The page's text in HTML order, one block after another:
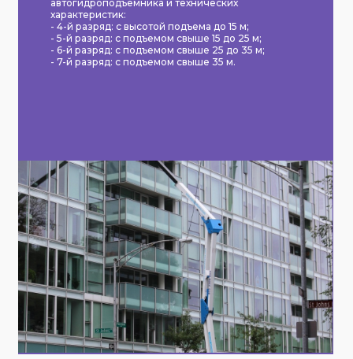
автогидроподъемника и технических
характеристик:
- 4-й разряд: с высотой подъема до 15 м;
- 5-й разряд: с подъемом свыше 15 до 25 м;
- 6-й разряд: с подъемом свыше 25 до 35 м;
- 7-й разряд: с подъемом свыше 35 м.